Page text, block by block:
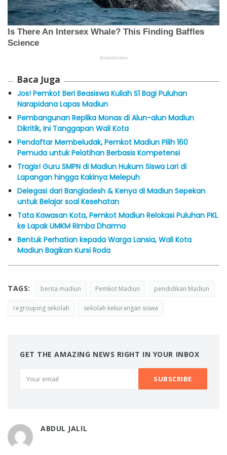
Baca Juga
Jos! Pemkot Beri Beasiswa Kuliah S1 Bagi Puluhan
Narapidana Lapas Madiun
Pembangunan Replika Monas di Alun-alun Madiun
Dikritik, Ini Tanggapan Wali Kota
Pendaftar Membeludak, Pemkot Madiun Pilih 160
Pemuda untuk Pelatihan Berbasis Kompetensi
Tragis! Guru SMPN di Madiun Hukum Siswa Lari di
Lapangan hingga Kakinya Melepuh
Delegasi dari Bangladesh & Kenya di Madiun Sepekan
untuk Belajar soal Kesehatan
Tata Kawasan Kota, Pemkot Madiun Relokasi Puluhan PKL
ke Lapak UMKM Rimba Dharma
Bentuk Perhatian kepada Warga Lansia, Wali Kota
Madiun Bagikan Kursi Roda
TAGS: berita madiun Pemkot Madiun pendidikan Madiun
regrouping sekolah sekolah kekurangan siswa
GET THE AMAZING NEWS RIGHT IN YOUR INBOX
ABDUL JALIL